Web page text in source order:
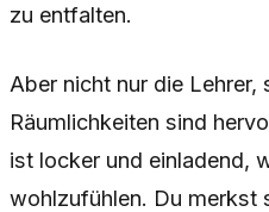
zu entfalten.
Aber nicht nur die Lehrer,
Räumlichkeiten sind
ist locker und einladend,
wohlzufühlen. Du merkst